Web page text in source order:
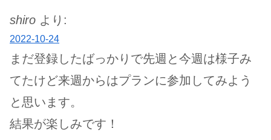
shiro より:
2022-10-24
まだ登録したばっかりで先週と今週は様子み
てたけど来週からはプランに参加してみよう
と思います。
結果が楽しみです！